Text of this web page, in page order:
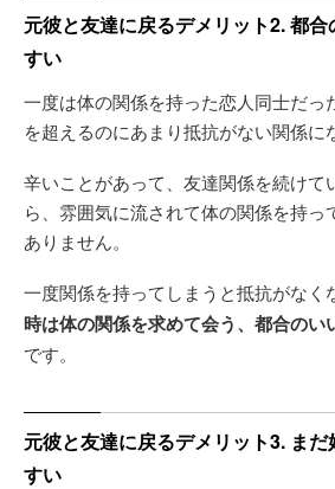
元彼と友達に戻るデメリット2. 都
すい
一度は体の関係を持った恋人同士だっ
を超えるのにあまり抵抗がない関係に
辛いことがあって、友達関係を続けて
ら、雰囲気に流されて体の関係を持っ
ありません。
一度関係を持ってしまうと抵抗がなく
時は体の関係を求めて会う、都合のい
です。
元彼と友達に戻るデメリット3. ま
すい